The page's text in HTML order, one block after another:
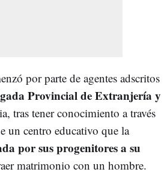
por parte de agentes adscritos
Provincial de Extranjería y
tras tener conocimiento a través
un centro educativo que la
por sus progenitores a su
matrimonio con un hombre.